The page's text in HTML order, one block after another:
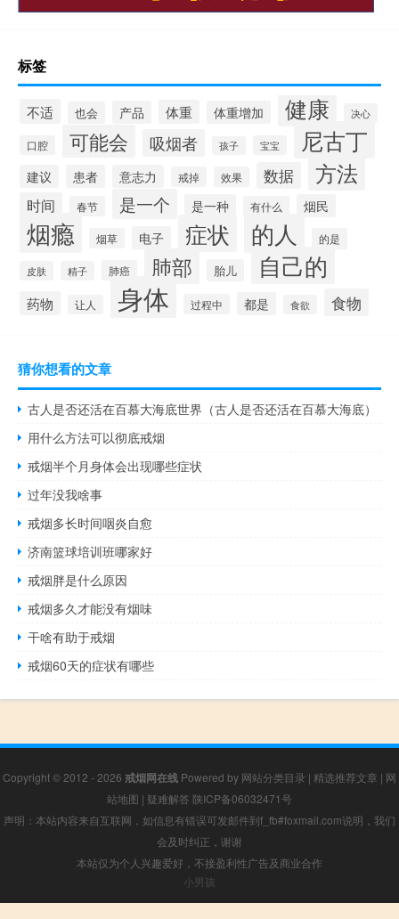
标签
不适 也会 产品 体重 体重增加 健康 决心
口腔 可能会 吸烟者 孩子 宝宝 尼古丁
建议 患者 意志力 戒掉 效果 数据 方法
时间 春节 是一个 是一种 有什么 烟民
烟瘾 烟草 电子 症状 的人 的是
皮肤 精子 肺癌 肺部 胎儿 自己的
药物 让人 身体 过程中 都是 食欲 食物
猜你想看的文章
古人是否还活在百慕大海底世界（古人是否还活在百慕大海底）
用什么方法可以彻底戒烟
戒烟半个月身体会出现哪些症状
过年没我啥事
戒烟多长时间咽炎自愈
济南篮球培训班哪家好
戒烟胖是什么原因
戒烟多久才能没有烟味
干啥有助于戒烟
戒烟60天的症状有哪些
Copyright © 2012 - 2026 戒烟网在线 Powered by 网站分类目录 | 精选推荐文章 | 网
站地图 | 疑难解答 陕ICP备06032471号
声明：本站内容来自互联网，如信息有错误可发邮件到f_fb#foxmail.com说明，我们
会及时纠正，谢谢
本站仅为个人兴趣爱好，不接盈利性广告及商业合作
小男孩